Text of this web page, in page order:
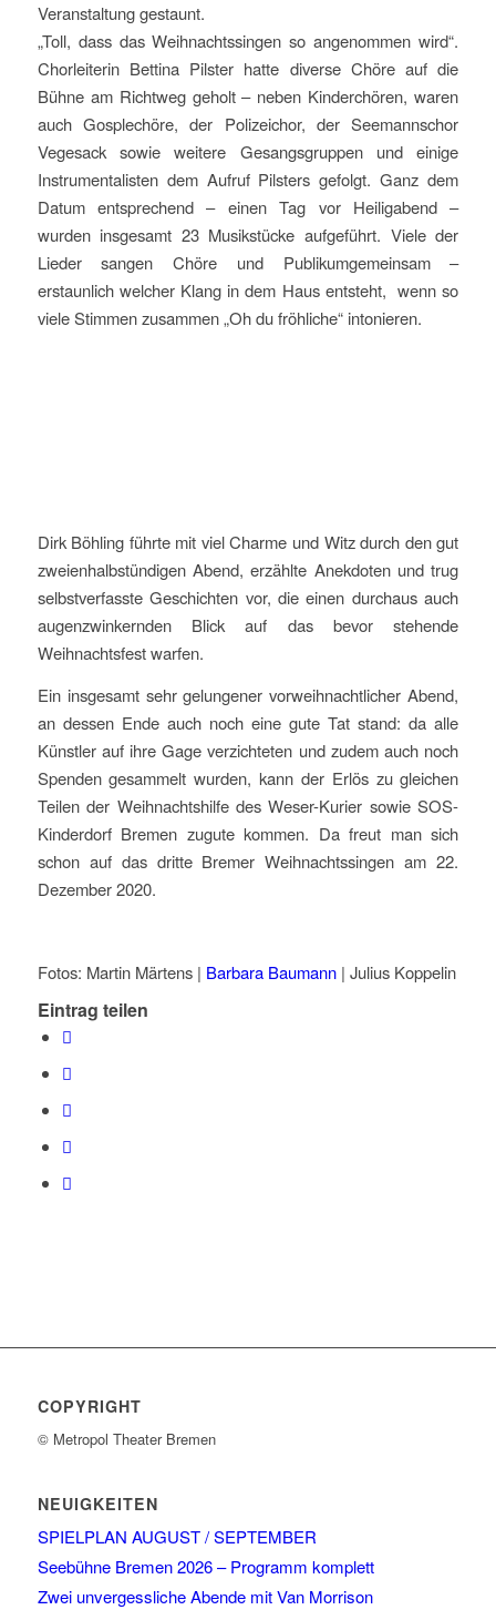
Veranstaltung gestaunt.
„Toll, dass das Weihnachtssingen so angenommen wird“.
Chorleiterin Bettina Pilster hatte diverse Chöre auf die
Bühne am Richtweg geholt – neben Kinderchören, waren
auch Gosplechöre, der Polizeichor, der Seemannschor
Vegesack sowie weitere Gesangsgruppen und einige
Instrumentalisten dem Aufruf Pilsters gefolgt. Ganz dem
Datum entsprechend – einen Tag vor Heiligabend –
wurden insgesamt 23 Musikstücke aufgeführt. Viele der
Lieder sangen Chöre und Publikumgemeinsam –
erstaunlich welcher Klang in dem Haus entsteht, wenn so
viele Stimmen zusammen „Oh du fröhliche“ intonieren.
Dirk Böhling führte mit viel Charme und Witz durch den gut
zweienhalbstündigen Abend, erzählte Anekdoten und trug
selbstverfasste Geschichten vor, die einen durchaus auch
augenzwinkernden Blick auf das bevor stehende
Weihnachtsfest warfen.
Ein insgesamt sehr gelungener vorweihnachtlicher Abend,
an dessen Ende auch noch eine gute Tat stand: da alle
Künstler auf ihre Gage verzichteten und zudem auch noch
Spenden gesammelt wurden, kann der Erlös zu gleichen
Teilen der Weihnachtshilfe des Weser-Kurier sowie SOS-
Kinderdorf Bremen zugute kommen. Da freut man sich
schon auf das dritte Bremer Weihnachtssingen am 22.
Dezember 2020.
Fotos: Martin Märtens | Barbara Baumann| Julius Koppelin
Eintrag teilen
COPYRIGHT
© Metropol Theater Bremen
NEUIGKEITEN
SPIELPLAN AUGUST / SEPTEMBER
Seebühne Bremen 2026 – Programm komplett
Zwei unvergessliche Abende mit Van Morrison